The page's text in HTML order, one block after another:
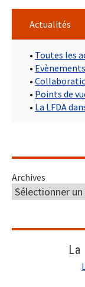
Actualités
• Toutes les
•
•
• Points de
• La LFDA
Archives
La